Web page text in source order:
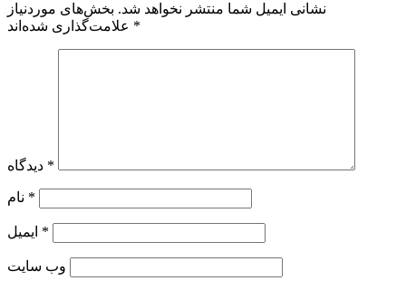
نشانی ایمیل شما منتشر نخواهد شد. بخش‌های موردنیاز
*
*
*
*
وب‌ سایت